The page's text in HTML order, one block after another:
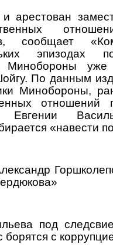
сообщает
эпизодах
Минобороны уже
По данным
Минобороны,
отношений
Евгении
«навести
под
борятся с